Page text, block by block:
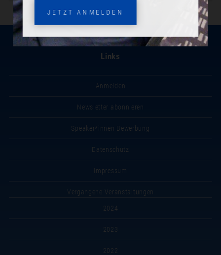
Links
Anmelden
Newsletter abonnieren
Speaker*innen Bewerbung
Datenschutz
Impressum
Vergangene Veranstaltungen
2024
2023
2022